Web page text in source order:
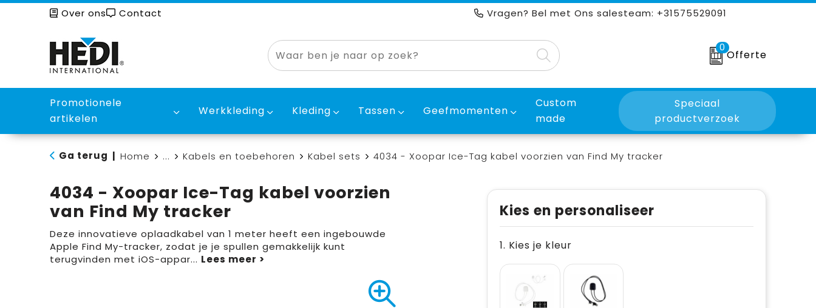
Over ons Contact Vragen? Bel met Ons salesteam: +31575529091
0
Offerte
Promotionele
artikelen
Werkkleding Kleding Tassen Geefmomenten
Custom
made
Speciaal
productverzoek
Ga terug Home ... Kabels en toebehoren Kabel sets 4034 - Xoopar Ice-Tag kabel voorzien van Find My tracker
4034 - Xoopar Ice-Tag kabel voorzien
van Find My tracker
Deze innovatieve oplaadkabel van 1 meter heeft een ingebouwde
Apple Find My-tracker, zodat je je spullen gemakkelijk kunt
terugvinden met iOS-appar...
Kies en personaliseer
1. Kies je kleur